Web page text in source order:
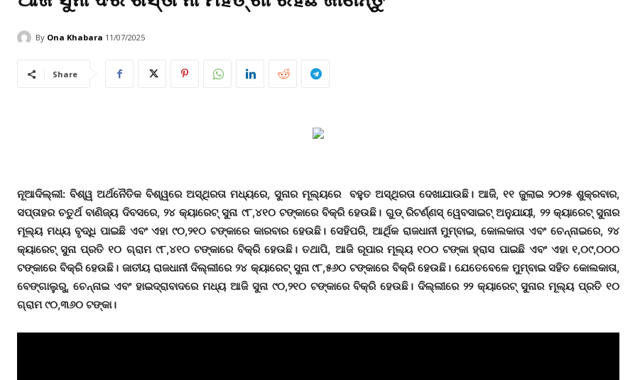
By Ona Khabara 11/07/2025
Share
ନୂଆଦିଲ୍ଲୀ: ବିଶ୍ୱ ଅର୍ଥନୈତିକ ବିଶ୍ୱରେ ଅସ୍ଥିରତା ମଧ୍ୟରେ, ସୁନାର ମୂଲ୍ୟରେ ବହୁତ ଅସ୍ଥିରତା ଦେଖାଯାଉଛି। ଆଜି, ୧୧ ଜୁଲାଇ ୨୦୨୫ ଶୁକ୍ରବାର,
ସପ୍ତାହର ଚତୁର୍ଥ ବାଣିଜ୍ୟ ଦିବସରେ, ୨୪ କ୍ୟାରେଟ୍ ସୁନା ୯୮,୪୧୦ ଟଙ୍କାରେ ବିକ୍ରି ହେଉଛି। ଗୁଡ୍ ରିଟର୍ଣ୍ଣସ୍ ୱେବସାଇଟ୍ ଅନୁଯାୟୀ, ୨୨ କ୍ୟାରେଟ୍ ସୁନାର
ମୂଲ୍ୟ ମଧ୍ୟ ବୃଦ୍ଧି ପାଇଛି ଏବଂ ଏହା ୯୦,୨୧୦ ଟଙ୍କାରେ କାରବାର ହେଉଛି। ସେହିପରି, ଆର୍ଥିକ ରାଜଧାନୀ ମୁମ୍ବାଇ, କୋଲକାତା ଏବଂ ଚେନ୍ନାଇରେ, ୨୪
କ୍ୟାରେଟ୍ ସୁନା ପ୍ରତି ୧୦ ଗ୍ରାମ ୯୮,୪୧୦ ଟଙ୍କାରେ ବିକ୍ରି ହେଉଛି। ତଥାପି, ଆଜି ରୂପାର ମୂଲ୍ୟ ୧୦୦ ଟଙ୍କା ହ୍ରାସ ପାଇଛି ଏବଂ ଏହା ୧,୦୯,୦୦୦
ଟଙ୍କାରେ ବିକ୍ରି ହେଉଛି। ଜାତୀୟ ରାଜଧାନୀ ଦିଲ୍ଲୀରେ ୨୪ କ୍ୟାରେଟ୍ ସୁନା ୯୮,୫୬୦ ଟଙ୍କାରେ ବିକ୍ରି ହେଉଛି। ଯେତେବେଳେ ମୁମ୍ବାଇ ସହିତ କୋଲକାତା,
ବେଙ୍ଗାଲୁରୁ, ଚେନ୍ନାଇ ଏବଂ ହାଇଦ୍ରାବାଦରେ ମଧ୍ୟ ଆଜି ସୁନା ୯୦,୨୧୦ ଟଙ୍କାରେ ବିକ୍ରି ହେଉଛି। ଦିଲ୍ଲୀରେ ୨୨ କ୍ୟାରେଟ୍ ସୁନାର ମୂଲ୍ୟ ପ୍ରତି ୧୦
ଗ୍ରାମ ୯୦,୩୬୦ ଟଙ୍କା।